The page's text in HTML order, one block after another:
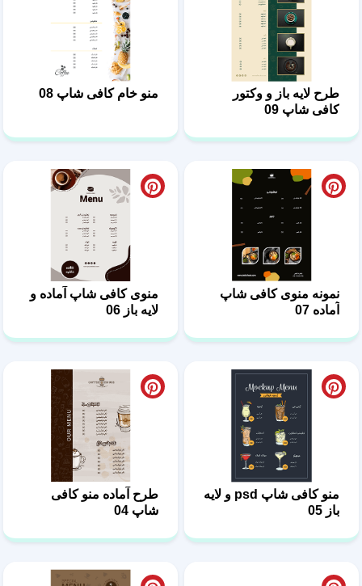
طرح لایه باز و وکتور
کافی شاپ 09
منو خام کافی شاپ 08
نمونه منوی کافی شاپ
آماده 07
منوی کافی شاپ آماده و
لایه باز 06
منو کافی شاپ psd و لایه
باز 05
طرح آماده منو کافی
شاپ 04